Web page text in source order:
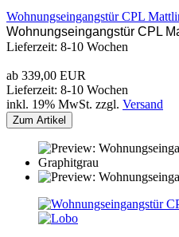
Wohnungseingangstür CPL
Wohnungseingangstür CPL
Lieferzeit: 8-10 Wochen
ab 339,00 EUR
Lieferzeit: 8-10 Wochen
inkl. 19% MwSt. zzgl. Versand
Zum Artikel